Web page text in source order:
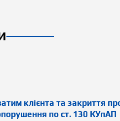
клієнта та закриття
по ст. 130 КУпАП